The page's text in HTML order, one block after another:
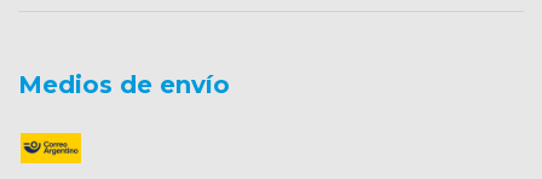
Medios de envío